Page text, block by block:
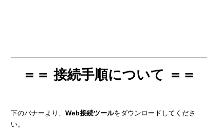
＝＝ 接続手順について ＝＝
下のバナーより、Web接続ツールをダウンロードしてくださ
い。